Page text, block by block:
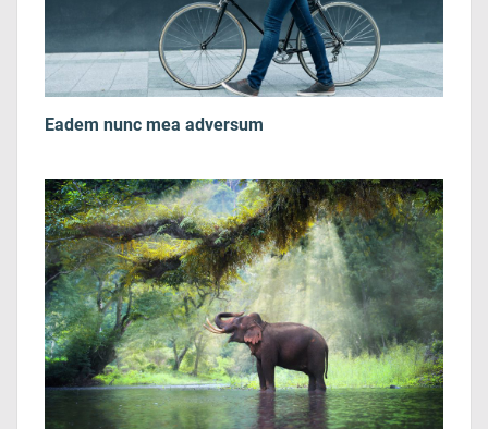
Eadem nunc mea adversum